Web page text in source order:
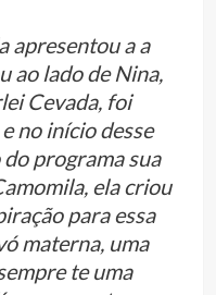
apresentou a a
ao lado de Nina,
Cevada, foi
no início desse
programa sua
ela criou
para essa
materna, uma
te uma